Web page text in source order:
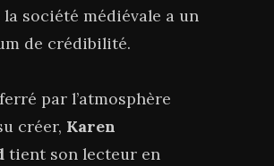
la société médiévale a un
de crédibilité.
par l’atmosphère
créer, Karen
tient son lecteur en